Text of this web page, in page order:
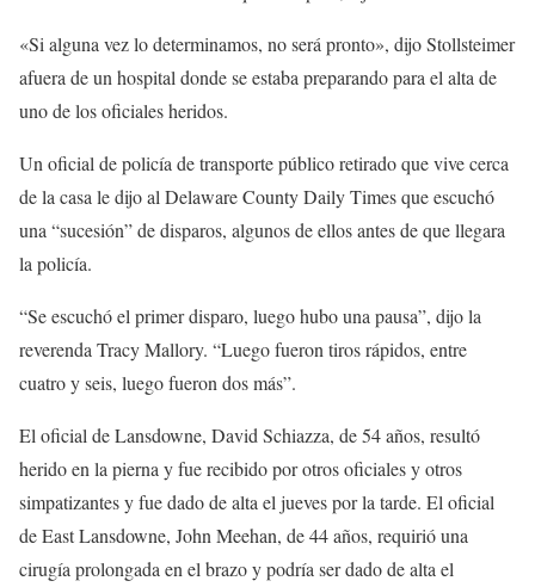
«Si alguna vez lo determinamos, no será pronto», dijo Stollsteimer
afuera de un hospital donde se estaba preparando para el alta de
uno de los oficiales heridos.
Un oficial de policía de transporte público retirado que vive cerca
de la casa le dijo al Delaware County Daily Times que escuchó
una “sucesión” de disparos, algunos de ellos antes de que llegara
la policía.
“Se escuchó el primer disparo, luego hubo una pausa”, dijo la
reverenda Tracy Mallory. “Luego fueron tiros rápidos, entre
cuatro y seis, luego fueron dos más”.
El oficial de Lansdowne, David Schiazza, de 54 años, resultó
herido en la pierna y fue recibido por otros oficiales y otros
simpatizantes y fue dado de alta el jueves por la tarde. El oficial
de East Lansdowne, John Meehan, de 44 años, requirió una
cirugía prolongada en el brazo y podría ser dado de alta el